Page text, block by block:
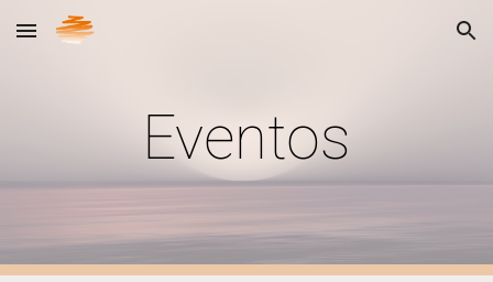
Skip to main content Skip to navigation
Eventos